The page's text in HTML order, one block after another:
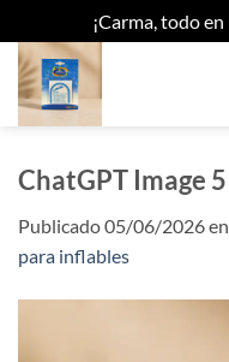
¡Carma, todo
Saltar
contenido
ChatGPT Image
Publicado05/06/2026en
para inflables